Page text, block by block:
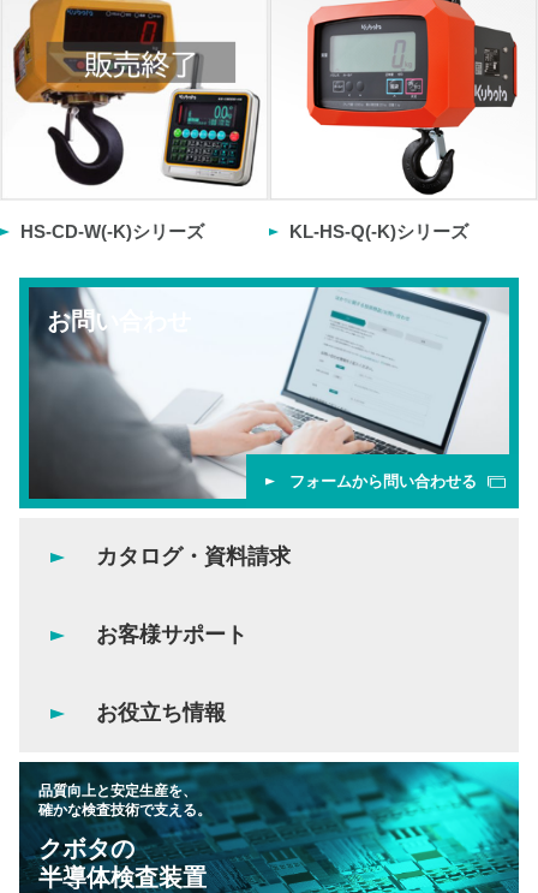
HS-CD-W(-K)シリーズ KL-HS-Q(-K)シリーズ
お問い合わせ
フォームから問い合わせる
カタログ・資料請求
お客様サポート
お役立ち情報
品質向上と安定生産を、
確かな検査技術で支える。
クボタの
半導体検査装置